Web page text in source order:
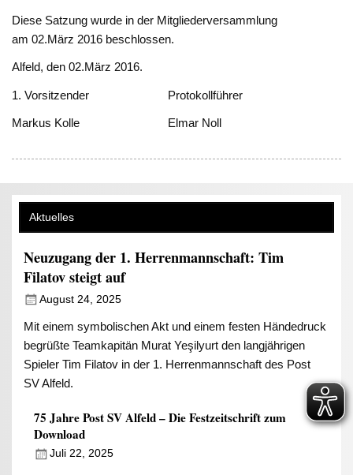
Diese Satzung wurde in der Mitgliederversammlung
am 02.März 2016 beschlossen.
Alfeld, den 02.März 2016.
1. Vorsitzender Protokollführer
Markus Kolle Elmar Noll
Aktuelles
Neuzugang der 1. Herrenmannschaft: Tim
Filatov steigt auf
August 24, 2025
Mit einem symbolischen Akt und einem festen Händedruck
begrüßte Teamkapitän Murat Yeşilyurt den langjährigen
Spieler Tim Filatov in der 1. Herrenmannschaft des Post
SV Alfeld.
75 Jahre Post SV Alfeld – Die Festzeitschrift zum
Download
Juli 22, 2025